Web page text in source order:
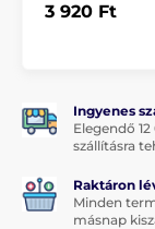
3 920 Ft
Ingyenes
Elegendő
szállításra
Raktáron
Minden
másnap